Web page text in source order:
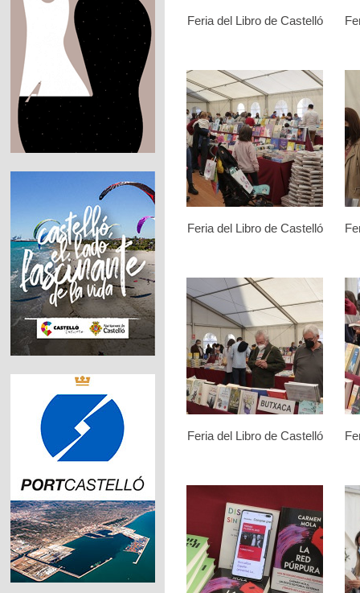
Feria del Libro de Castelló
Feria del Libro de Castelló
Feria del Libro de Castelló